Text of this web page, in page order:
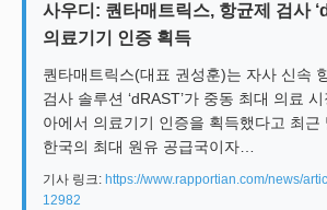
사우디: 퀀타매트릭스, 항균제 검사
의료기기 인증 획득
퀀타매트릭스(대표 권성훈)는 자사 신속
검사 솔루션 ‘dRAST’가 중동 최대 의료
아에서 의료기기 인증을 획득했다고 최근
한국의 최대 원유 공급국이자…
기사 링크: https://www.rapportian.com/news/
12982